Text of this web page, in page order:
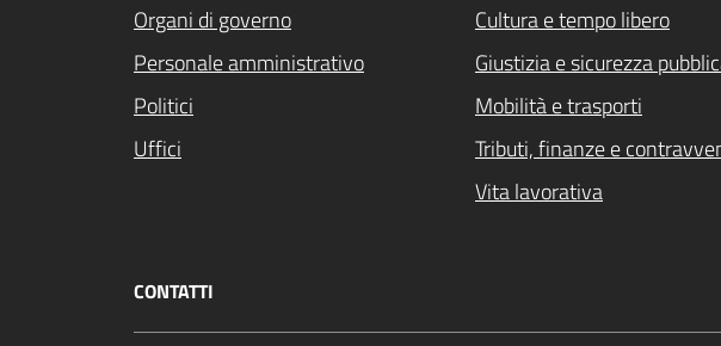
Organi di governo
Personale amministrativo
Politici
Uffici
Cultura e tempo libero
Giustizia e sicurezza
Mobilità e trasporti
Tributi, finanze e
Vita lavorativa
CONTATTI